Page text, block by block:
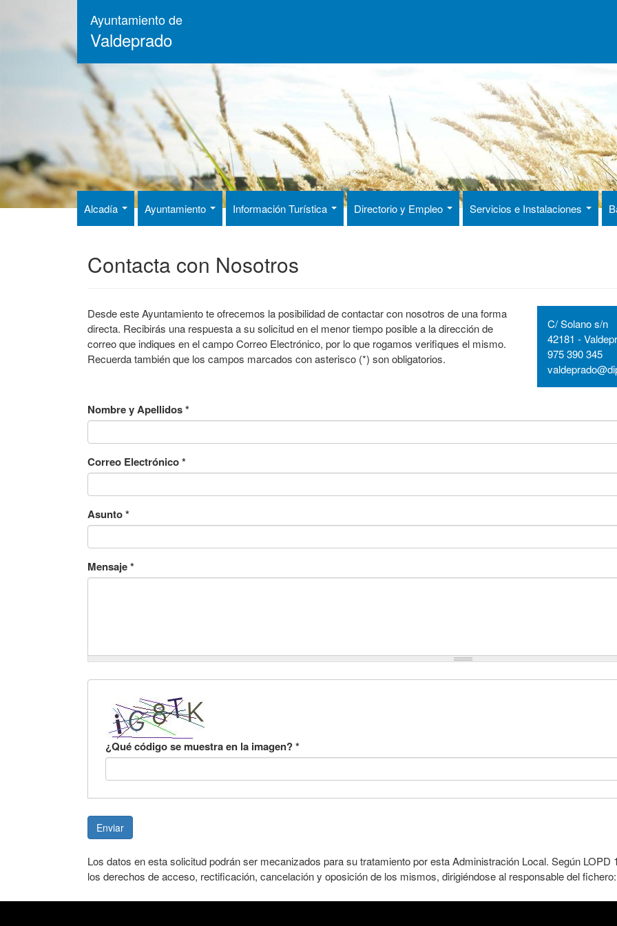
Ayuntamiento de
Valdeprado
Alcadía Ayuntamiento Información Turística Directorio y Empleo Servicios e Instalaciones
Contacta con Nosotros
C/ Solano s/n
42181 -
975 390 345
Desde este Ayuntamiento te ofrecemos la posibilidad de contactar con nosotros de una forma
directa. Recibirás una respuesta a su solicitud en el menor tiempo posible a la dirección de
correo que indiques en el campo Correo Electrónico, por lo que rogamos verifiques el mismo.
Recuerda también que los campos marcados con asterisco (*) son obligatorios.
Nombre y Apellidos*
Correo Electrónico*
Asunto*
Mensaje*
¿Qué código se muestra en la imagen?*
Enviar
Los datos en esta solicitud podrán ser mecanizados para su tratamiento por esta Administración Local. Según LOPD
los derechos de acceso, rectificación, cancelación y oposición de los mismos, dirigiéndose al responsable del fichero: